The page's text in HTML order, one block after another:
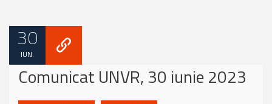
30
IUN.
Comunicat UNVR, 30 iunie 2023